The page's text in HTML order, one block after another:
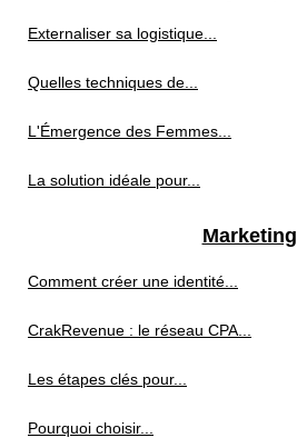
Externaliser sa logistique...
Quelles techniques de...
L'Émergence des Femmes...
La solution idéale pour...
Marketing
Comment créer une identité...
CrakRevenue : le réseau CPA...
Les étapes clés pour...
Pourquoi choisir...